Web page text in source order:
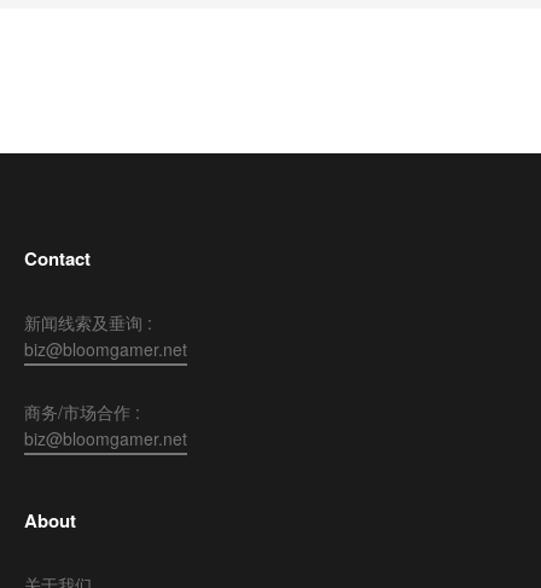
Contact
新闻线索及垂询 :
biz@bloomgamer.net
商务/市场合作 :
biz@bloomgamer.net
About